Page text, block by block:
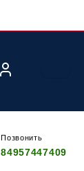
Позвонить
84957447409